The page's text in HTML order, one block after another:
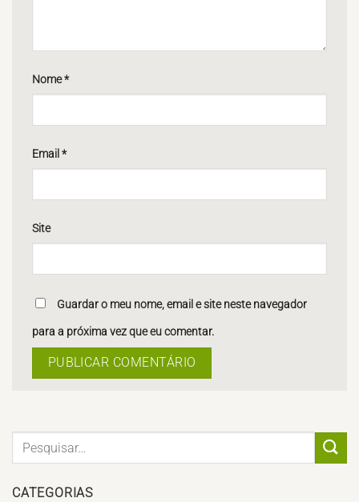
CATEGORIAS
Nome*
Email *
Site
Guardar o meu nome, email e site neste navegador
para a próxima vez que eu comentar.